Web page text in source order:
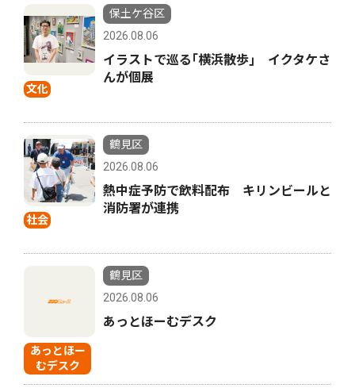
文化
保土ケ谷区
2026.08.06
イラストで巡る｢横浜散歩｣ イクタケさ
んが個展
社会
鶴見区
2026.08.06
熱中症予防で飲料配布 キリンビールと
消防署が連携
あっとほー
むデスク
鶴見区
2026.08.06
あっとほーむデスク